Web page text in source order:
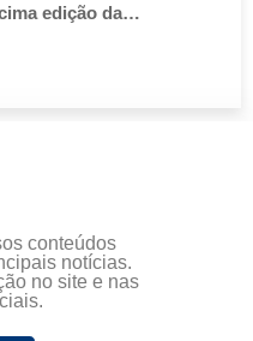
edição da…
conteúdos
notícias.
no site e nas